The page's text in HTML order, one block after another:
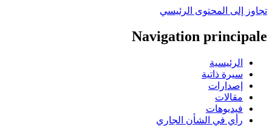
إلى المحتوى الرئيسي
Navigation
الرئيسية
سيرة ذاتية
إصدارات
مقالات
فيديوهات
رأي في الشأن الجاري